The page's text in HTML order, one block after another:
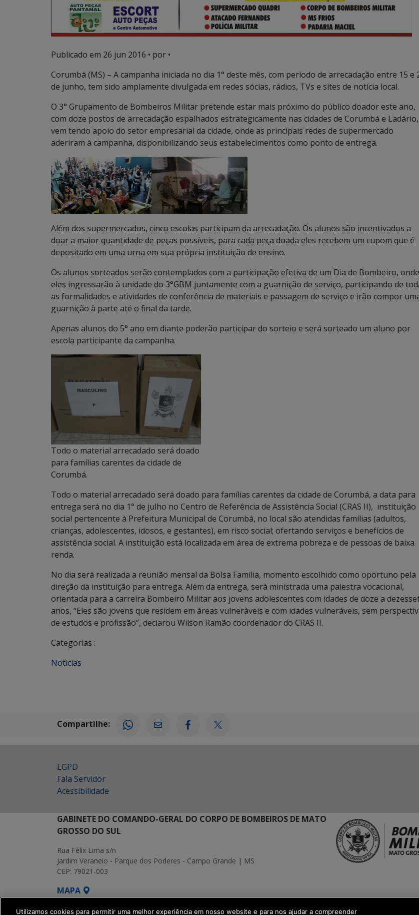
Publicado em 26 jun 2016 • por •
Corumbá (MS) – A campanha iniciada no dia 1° deste mês, com período de arrecadação entre 15 e
de junho, tem sido amplamente divulgada em redes sócias, rádios, TVs e sites de notícia local.
O 3° Grupamento de Bombeiros Militar pretende estar mais próximo do público doador este ano,
com doze postos de arrecadação espalhados estrategicamente nas cidades de Corumbá e Ladário,
vem tendo apoio do setor empresarial da cidade, onde as principais redes de supermercado
aderiram à campanha, disponibilizando seus estabelecimentos como ponto de entrega.
Além dos supermercados, cinco escolas participam da arrecadação. Os alunos são incentivados a
doar a maior quantidade de peças possíveis, para cada peça doada eles recebem um cupom que é
depositado em uma urna em sua própria instituição de ensino.
Os alunos sorteados serão contemplados com a participação efetiva de um Dia de Bombeiro, onde
eles ingressarão à unidade do 3°GBM juntamente com a guarnição de serviço, participando de
as formalidades e atividades de conferência de materiais e passagem de serviço e irão compor
guarnição à parte até o final da tarde.
Apenas alunos do 5° ano em diante poderão participar do sorteio e será sorteado um aluno por
escola participante da campanha.
Todo o material arrecadado será doado
para famílias carentes da cidade de
Corumbá.
Todo o material arrecadado será doado para famílias carentes da cidade de Corumbá, a data para
entrega será no dia 1° de julho no Centro de Referência de Assistência Social (CRAS II), instituição
social pertencente à Prefeitura Municipal de Corumbá, no local são atendidas famílias (adultos,
crianças, adolescentes, idosos, e gestantes), em risco social; ofertando serviços e benefícios de
assistência social. A instituição está localizada em área de extrema pobreza e de pessoas de baixa
renda.
No dia será realizada a reunião mensal da Bolsa Família, momento escolhido como oportuno pela
direção da instituição para entrega. Além da entrega, será ministrada uma palestra vocacional,
orientada para a carreira Bombeiro Militar aos jovens adolescentes com idades de doze a
anos, “Eles são jovens que residem em áreas vulneráveis e com idades vulneráveis, sem
de estudos e profissão”, declarou Wilson Ramão coordenador do CRAS II.
Categorias :
Notícias
Compartilhe:
LGPD
Fala Servidor
Acessibilidade
GABINETE DO COMANDO-GERAL DO CORPO DE BOMBEIROS DE MATO
GROSSO DO SUL
Rua Félix Lima s/n
Jardim Veraneio - Parque dos Poderes - Campo Grande | MS
CEP: 79021-003
MAPA
SETDIG | Secretaria-Executiva de Transformação Digital
Utilizamos cookies para permitir uma melhor experiência em nosso website e para nos ajudar a compreender